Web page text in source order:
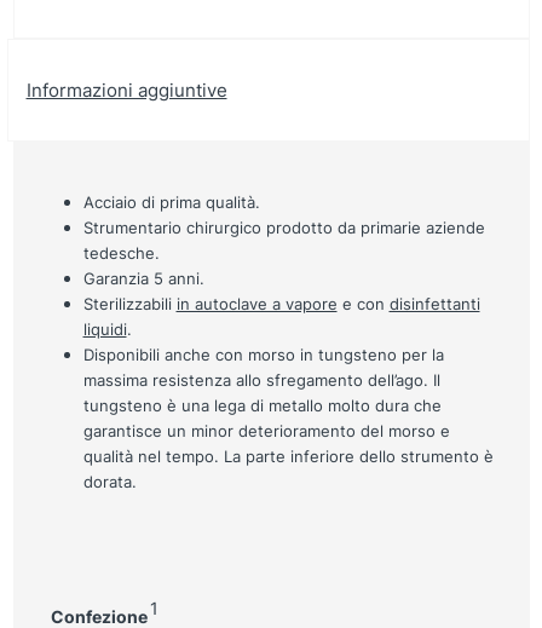
Informazioni aggiuntive
Acciaio di prima qualità.
Strumentario chirurgico prodotto da primarie aziende
tedesche.
Garanzia 5 anni.
Sterilizzabili in autoclave a vapore e con disinfettanti
liquidi.
Disponibili anche con morso in tungsteno per la
massima resistenza allo sfregamento dell’ago. Il
tungsteno è una lega di metallo molto dura che
garantisce un minor deterioramento del morso e
qualità nel tempo. La parte inferiore dello strumento è
dorata.
Confezione 1